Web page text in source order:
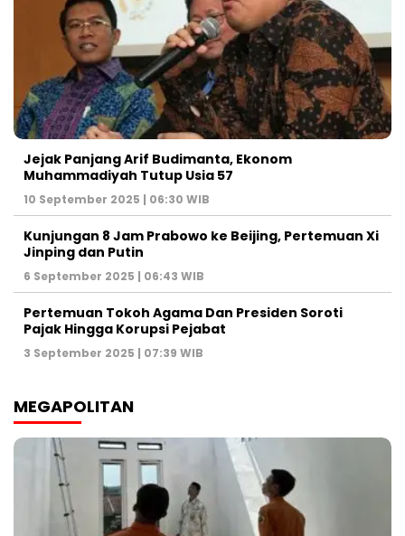
Jejak Panjang Arif Budimanta, Ekonom
Muhammadiyah Tutup Usia 57
10 September 2025 | 06:30 WIB
Kunjungan 8 Jam Prabowo ke Beijing, Pertemuan Xi
Jinping dan Putin
6 September 2025 | 06:43 WIB
Pertemuan Tokoh Agama Dan Presiden Soroti
Pajak Hingga Korupsi Pejabat
3 September 2025 | 07:39 WIB
MEGAPOLITAN